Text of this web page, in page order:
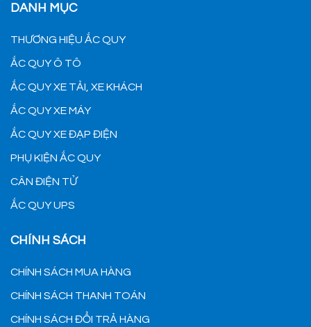
DANH MỤC
THƯƠNG HIỆU ẮC QUY
ẮC QUY Ô TÔ
ẮC QUY XE TẢI, XE KHÁCH
ẮC QUY XE MÁY
ẮC QUY XE ĐẠP ĐIỆN
PHỤ KIỆN ẮC QUY
CÂN ĐIỆN TỬ
ẮC QUY UPS
CHÍNH SÁCH
CHÍNH SÁCH MUA HÀNG
CHÍNH SÁCH THANH TOÁN
CHÍNH SÁCH ĐỔI TRẢ HÀNG